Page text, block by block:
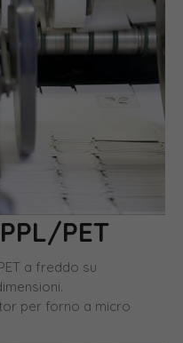
PET
a freddo su
per forno a micro